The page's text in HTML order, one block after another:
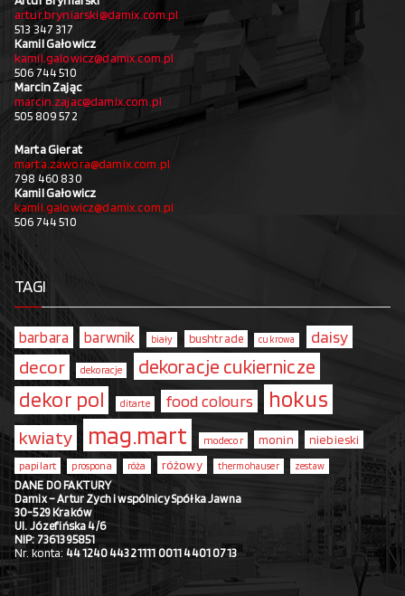
artur.bryniarski@damix.com.pl
513 347 317
Kamil Gałowicz
kamil.galowicz@damix.com.pl
506 744 510
Marcin Zając
marcin.zajac@damix.com.pl
505 809 572
Marta Gierat
marta.zawora@damix.com.pl
798 460 830
Kamil Gałowicz
kamil.galowicz@damix.com.pl
506 744 510
TAGI
barbara barwnik biały bushtrade cukrowa daisy
decor dekoracje dekoracje cukiernicze
dekor pol ditarte food colours hokus
kwiaty mag.mart modecor monin niebieski
papilart prospona róża różowy thermohauser zestaw
DANE DO FAKTURY
Damix – Artur Zych i wspólnicy Spółka Jawna
30-529 Kraków
Ul. Józefińska 4/6
NIP: 7361395851
Nr. konta: 44 1240 4432 1111 0011 4401 0713